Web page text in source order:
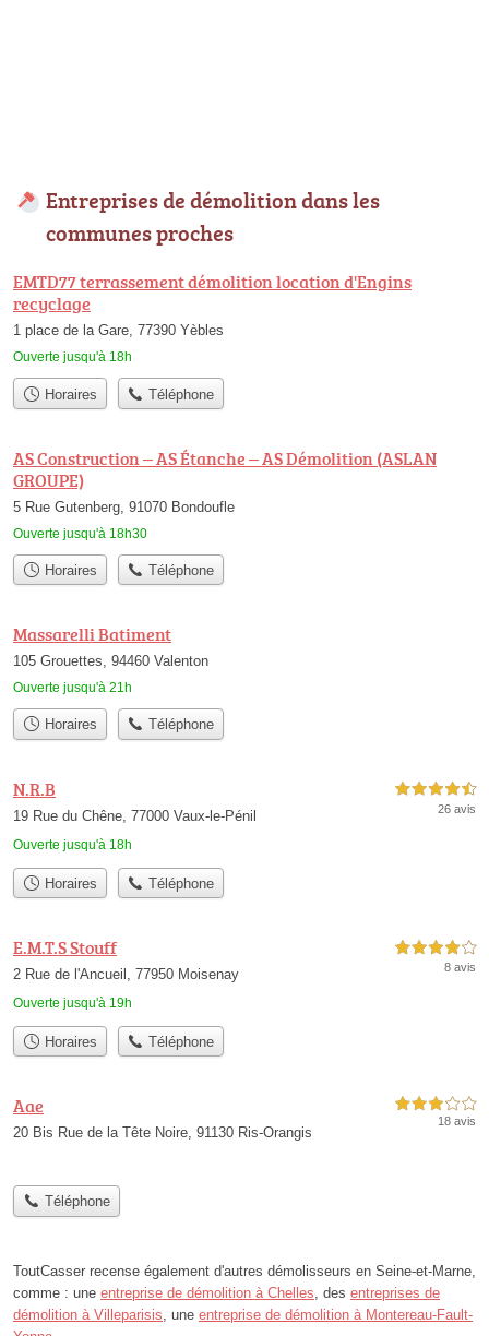
Entreprises de démolition dans les
communes proches
EMTD77 terrassement démolition location d'Engins
recyclage
1 place de la Gare, 77390 Yèbles
Ouverte jusqu'à 18h
Horaires Téléphone
AS Construction – AS Étanche – AS Démolition (ASLAN
GROUPE)
5 Rue Gutenberg, 91070 Bondoufle
Ouverte jusqu'à 18h30
Horaires Téléphone
Massarelli Batiment
105 Grouettes, 94460 Valenton
Ouverte jusqu'à 21h
Horaires Téléphone
N.R.B
19 Rue du Chêne, 77000 Vaux-le-Pénil
Ouverte jusqu'à 18h
4,5 étoiles sur 5
26 avis
Horaires Téléphone
E.M.T.S Stouff
2 Rue de l'Ancueil, 77950 Moisenay
Ouverte jusqu'à 19h
4,0 étoiles sur 5
8 avis
Horaires Téléphone
Aae
20 Bis Rue de la Tête Noire, 91130 Ris-Orangis
3,0 étoiles sur 5
18 avis
Téléphone
ToutCasser recense également d'autres démolisseurs en Seine-et-Marne,
comme : une entreprise de démolition à Chelles , des entreprises de
démolition à Villeparisis , une entreprise de démolition à Montereau-Fault-